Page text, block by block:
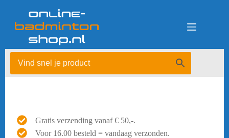
Gratis verzending vanaf € 50,-.
Voor 16.00 besteld = vandaag verzonden.